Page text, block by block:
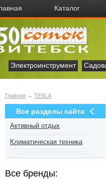
Каталог
Электроинструмент
Главная → TESLA
Все разделы сайта
Активный отдых
Климатическая техника
Все бренды: